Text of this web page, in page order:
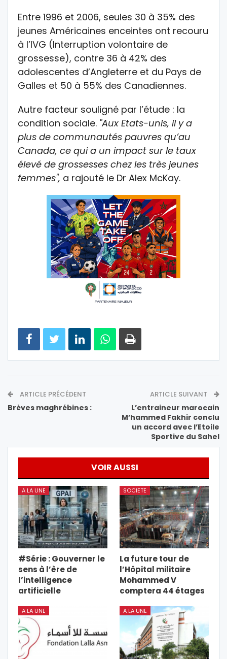
Entre 1996 et 2006, seules 30 à 35% des
jeunes Américaines enceintes ont recouru
à l’IVG (Interruption volontaire de
grossesse), contre 36 à 42% des
adolescentes d’Angleterre et du Pays de
Galles et 50 à 55% des Canadiennes.
Autre facteur souligné par l’étude : la
condition sociale. "Aux Etats-unis, il y a
plus de communautés pauvres qu’au
Canada, ce qui a un impact sur le taux
élevé de grossesses chez les très jeunes
femmes", a rajouté le Dr Alex McKay.
ARTICLE PRÉCÉDENT
Brèves maghrébines :
ARTICLE SUIVANT
L’entraineur marocain
M’hammed Fakhir conclu
un accord avec l’Etoile
Sportive du Sahel
VOIR AUSSI
A LA UNE
#Série : Gouverner le
sens à l’ère de
l’intelligence
artificielle
SOCIETE
La future tour de
l’Hôpital militaire
Mohammed V
comptera 44 étages
A LA UNE A LA UNE